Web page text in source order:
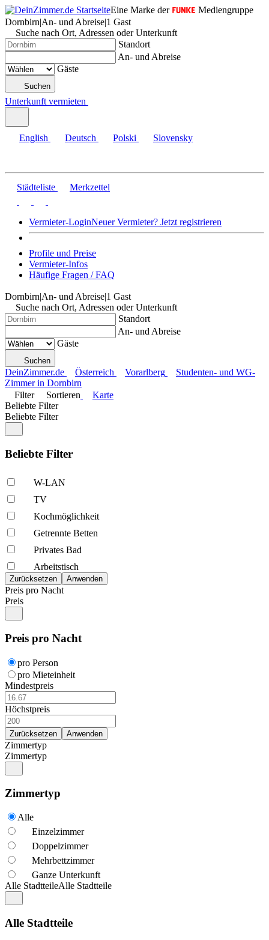
Eine Marke der
Mediengruppe
Dornbirn|An- und Abreise|1 Gast
Suche nach Ort, Adressen oder Unterkunft
Standort
An- und Abreise
Gäste
Suchen
Unterkunft vermieten
English Deutsch Polski Slovensky
Städteliste Merkzettel
Vermieter-LoginNeuer Vermieter? Jetzt registrieren
Profile und Preise
Vermieter-Infos
Häufige Fragen / FAQ
Dornbirn|An- und Abreise|1 Gast
Suche nach Ort, Adressen oder Unterkunft
Standort
An- und Abreise
Gäste
Suchen
DeinZimmer.de Österreich Vorarlberg
Studenten- und WG-
Zimmer in Dornbirn
Filter
Sortieren
Karte
Beliebte Filter
Beliebte Filter
Beliebte Filter
W-LAN
TV
Kochmöglich­keit
Getrennte Betten
Privates Bad
Arbeitstisch
Preis pro Nacht
Preis
Preis pro Nacht
pro Person
pro Mieteinheit
Mindestpreis
Höchstpreis
Zimmertyp
Zimmertyp
Zimmertyp
Alle
Einzelzimmer
Doppelzimmer
Mehrbettzimmer
Ganze Unterkunft
Alle StadtteileAlle Stadtteile
Alle Stadtteile